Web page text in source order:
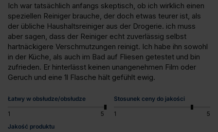
Ich war tatsächlich anfangs skeptisch, ob ich wirklich einen
speziellen Reiniger brauche, der doch etwas teurer ist, als
der übliche Haushaltsreiniger aus der Drogerie. ich muss
aber sagen, dass der Reiniger echt zuverlässig selbst
hartnäckigere Verschmutzungen reinigt. Ich habe ihn sowohl
in der Küche, als auch im Bad auf Fliesen getestet und bin
zufrieden. Er hinterlässt keinen unangenehmen Film oder
Geruch und eine 1l Flasche hält gefühlt ewig.
Łatwy w obsłudze/obsłudze
1 5
Stosunek ceny do jakości
1
5
Jakość produktu